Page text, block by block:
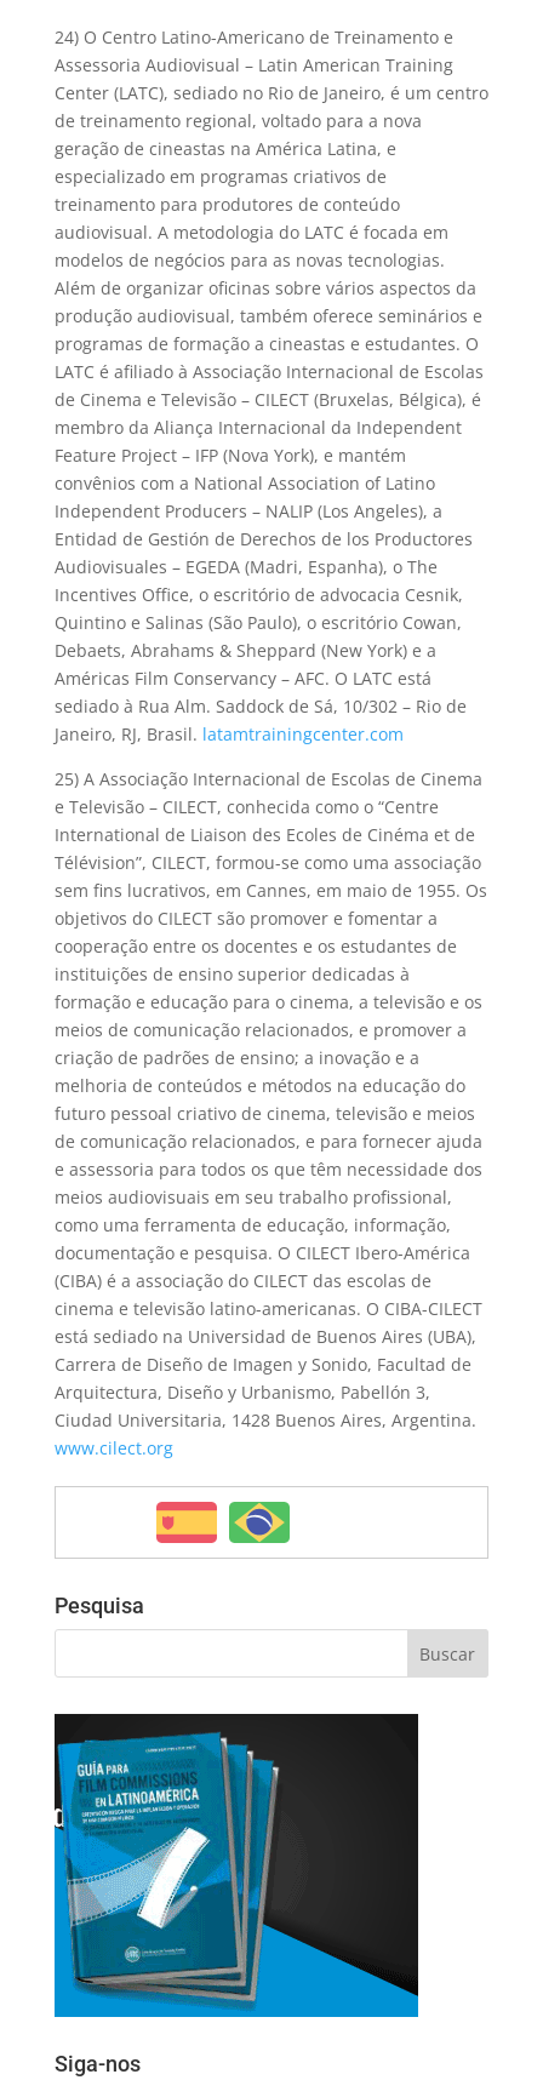
24) O Centro Latino-Americano de Treinamento e
Assessoria Audiovisual – Latin American Training
Center (LATC), sediado no Rio de Janeiro, é um centro
de treinamento regional, voltado para a nova
geração de cineastas na América Latina, e
especializado em programas criativos de
treinamento para produtores de conteúdo
audiovisual. A metodologia do LATC é focada em
modelos de negócios para as novas tecnologias.
Além de organizar oficinas sobre vários aspectos da
produção audiovisual, também oferece seminários e
programas de formação a cineastas e estudantes. O
LATC é afiliado à Associação Internacional de Escolas
de Cinema e Televisão – CILECT (Bruxelas, Bélgica), é
membro da Aliança Internacional da Independent
Feature Project – IFP (Nova York), e mantém
convênios com a National Association of Latino
Independent Producers – NALIP (Los Angeles), a
Entidad de Gestión de Derechos de los Productores
Audiovisuales – EGEDA (Madri, Espanha), o The
Incentives Office, o escritório de advocacia Cesnik,
Quintino e Salinas (São Paulo), o escritório Cowan,
Debaets, Abrahams & Sheppard (New York) e a
Américas Film Conservancy – AFC. O LATC está
sediado à Rua Alm. Saddock de Sá, 10/302 – Rio de
Janeiro, RJ, Brasil. latamtrainingcenter.com
25) A Associação Internacional de Escolas de Cinema
e Televisão – CILECT, conhecida como o “Centre
International de Liaison des Ecoles de Cinéma et de
Télévision”, CILECT, formou-se como uma associação
sem fins lucrativos, em Cannes, em maio de 1955. Os
objetivos do CILECT são promover e fomentar a
cooperação entre os docentes e os estudantes de
instituições de ensino superior dedicadas à
formação e educação para o cinema, a televisão e os
meios de comunicação relacionados, e promover a
criação de padrões de ensino; a inovação e a
melhoria de conteúdos e métodos na educação do
futuro pessoal criativo de cinema, televisão e meios
de comunicação relacionados, e para fornecer ajuda
e assessoria para todos os que têm necessidade dos
meios audiovisuais em seu trabalho profissional,
como uma ferramenta de educação, informação,
documentação e pesquisa. O CILECT Ibero-América
(CIBA) é a associação do CILECT das escolas de
cinema e televisão latino-americanas. O CIBA-CILECT
está sediado na Universidad de Buenos Aires (UBA),
Carrera de Diseño de Imagen y Sonido, Facultad de
Arquitectura, Diseño y Urbanismo, Pabellón 3,
Ciudad Universitaria, 1428 Buenos Aires, Argentina.
www.cilect.org
Pesquisa
Siga-nos